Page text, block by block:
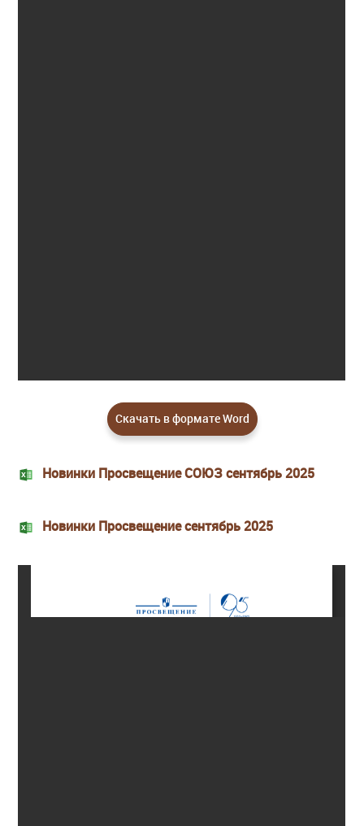
Скачать в формате Word
Новинки Просвещение СОЮЗ сентябрь 2025
Новинки Просвещение сентябрь 2025